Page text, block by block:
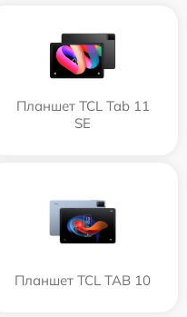
Планшет TCL Tab 11
SE
Планшет TCL TAB 10